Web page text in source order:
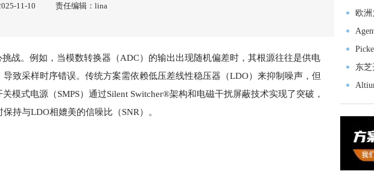
11-10 责任编辑：lina
战。例如，当模数转换器（ADC）的输出出现随机偏差时，其根源往往是供电
导致采样时序错误。传统方案需依赖低压差线性稳压器（LDO）来抑制噪声，但
模式电源（SMPS）通过Silent Switcher®架构和电磁干扰屏蔽技术实现了突破，
持与LDO相媲美的信噪比（SNR）
。
欧
成以加
什么系
高 80A
东
入门级